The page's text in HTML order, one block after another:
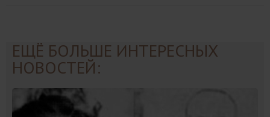
ЕЩЁ БОЛЬШЕ ИНТЕРЕСНЫХ
НОВОСТЕЙ: